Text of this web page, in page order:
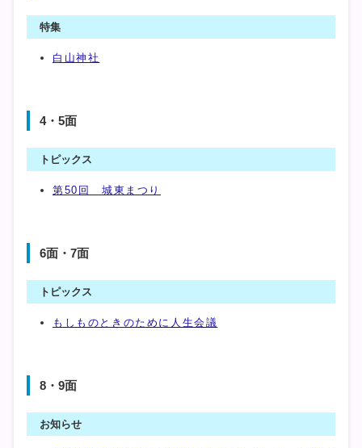
特集
白山神社
4・5面
トピックス
第50回 城東まつり
6面・7面
トピックス
もしものときのために人生会議
8・9面
お知らせ